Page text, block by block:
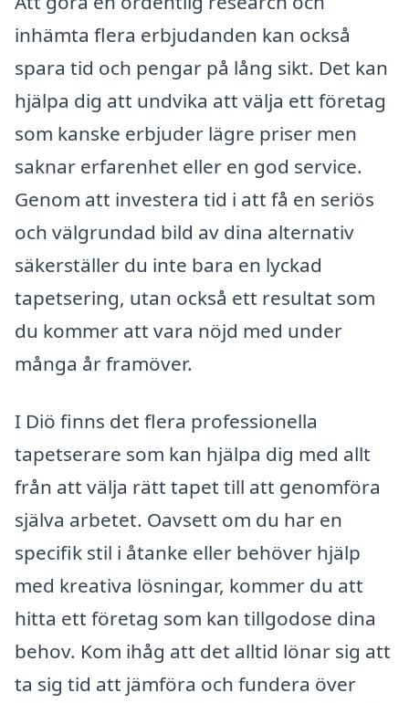
inhämta flera erbjudanden kan också
spara tid och pengar på lång sikt. Det kan
hjälpa dig att undvika att välja ett företag
som kanske erbjuder lägre priser men
saknar erfarenhet eller en god service.
Genom att investera tid i att få en seriös
och välgrundad bild av dina alternativ
säkerställer du inte bara en lyckad
tapetsering, utan också ett resultat som
du kommer att vara nöjd med under
många år framöver.
I Diö finns det flera professionella
tapetserare som kan hjälpa dig med allt
från att välja rätt tapet till att genomföra
själva arbetet. Oavsett om du har en
specifik stil i åtanke eller behöver hjälp
med kreativa lösningar, kommer du att
hitta ett företag som kan tillgodose dina
behov. Kom ihåg att det alltid lönar sig att
ta sig tid att jämföra och fundera över